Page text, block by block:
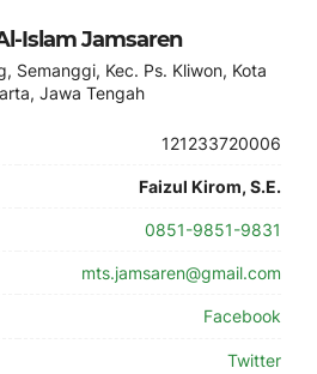
Islam Jamsaren
Semanggi, Kec. Ps. Kliwon, Kota
Jawa Tengah
121233720006
Faizul Kirom, S.E.
0851-9851-9831
mts.jamsaren@gmail.com
Facebook
Twitter